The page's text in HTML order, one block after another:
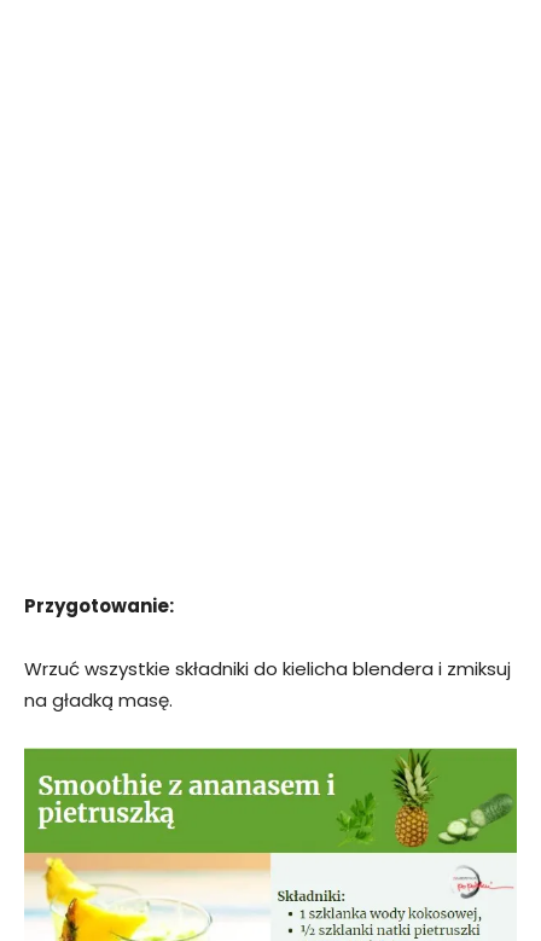
Przygotowanie:
Wrzuć wszystkie składniki do kielicha blendera i zmiksuj
na gładką masę.